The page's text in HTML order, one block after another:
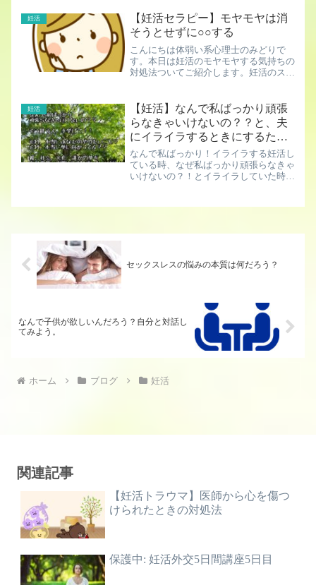
しなきゃ……辛かった。でも、しなくて
いいのよね。しないといけな...
妊活
【妊活セラピー】モヤモヤは消
そうとせずに○○する
こんにちは体弱い系心理士のみどりで
す。本日は妊活のモヤモヤする気持ちの
対処法ついてご紹介します。妊活のスト
スって多岐にわたると思うんです。いつ
妊娠するんだろう？本当に妊...
妊活
【妊活】なんで私ばっかり頑張
らなきゃいけないの？？と、夫
にイライラするときにするたっ
た一つのこと
なんで私ばっかり！イライラする妊活し
ている時、なぜ私ばっかり頑張らなきゃ
いけないの？！とイライラしていた時が
て欲しい。ここで今日は私ばかりとイラ
セックスレスの悩みの本質は何だろう？
なんで子供が欲しいんだろう？自分と対話し
てみよう。
ホーム ブログ 妊活
関連記事
【妊活トラウマ】医師から心を傷つ
けられたときの対処法
保護中: 妊活外交5日間講座5日目